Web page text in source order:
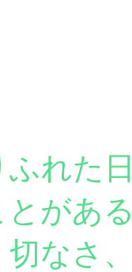
ふれた
があ
切なさ